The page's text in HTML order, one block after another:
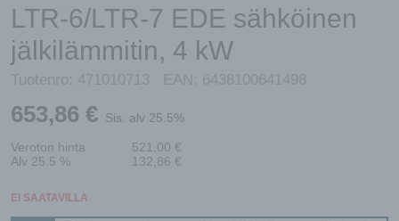
LTR-6/LTR-7 EDE sähköinen
jälkilämmitin, 4 kW
Tuotenro: 471010713 EAN: 6438100641498
653,86 € Sis. alv 25.5%
Veroton hinta 521,00 €
Alv 25.5 %
132,86 €
EI SAATAVILLA